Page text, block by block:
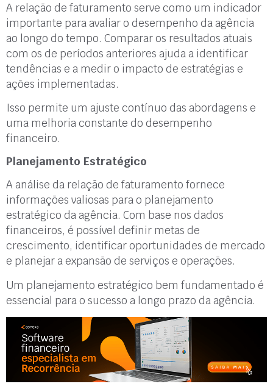
A relação de faturamento serve como um indicador
importante para avaliar o desempenho da agência
ao longo do tempo. Comparar os resultados atuais
com os de períodos anteriores ajuda a identificar
tendências e a medir o impacto de estratégias e
ações implementadas.
Isso permite um ajuste contínuo das abordagens e
uma melhoria constante do desempenho
financeiro.
Planejamento Estratégico
A análise da relação de faturamento fornece
informações valiosas para o planejamento
estratégico da agência. Com base nos dados
financeiros, é possível definir metas de
crescimento, identificar oportunidades de mercado
e planejar a expansão de serviços e operações.
Um planejamento estratégico bem fundamentado é
essencial para o sucesso a longo prazo da agência.